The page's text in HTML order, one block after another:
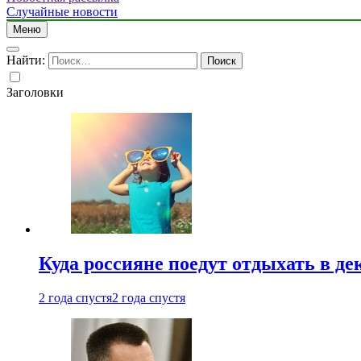
Случайные новости
Меню
Найти:
Заголовки
Куда россияне поедут отдыхать в
2 года спустя2 года спустя